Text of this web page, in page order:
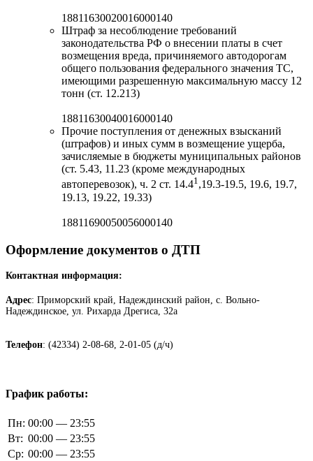
18811630020016000140
Штраф за несоблюдение требований
законодательства РФ о внесении платы в счет
возмещения вреда, причиняемого автодорогам
общего пользования федерального значения ТС,
имеющими разрешенную максимальную массу 12
тонн (ст. 12.213)
18811630040016000140
Прочие поступления от денежных взысканий
(штрафов) и иных сумм в возмещение ущерба,
зачисляемые в бюджеты муниципальных районов
(ст. 5.43, 11.23 (кроме международных
автоперевозок), ч. 2 ст. 14.41,19.3-19.5, 19.6, 19.7,
19.13, 19.22, 19.33)
18811690050056000140
Оформление документов о ДТП
Контактная информация:
Адрес: Приморский край, Надеждинский район, с. Вольно-
Надеждинское, ул. Рихарда Дрегиса, 32а
Телефон: (42334) 2-08-68, 2-01-05 (д/ч)
График работы:
Пн: 00:00 — 23:55
Вт: 00:00 — 23:55
Ср: 00:00 — 23:55